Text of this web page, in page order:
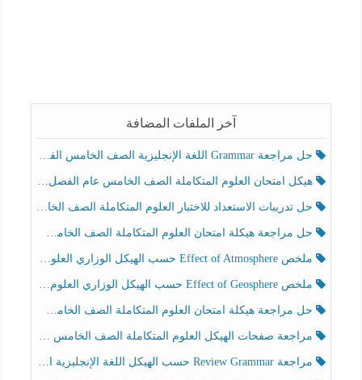
آخر الملفات المضافة
حل مراجعة Grammar اللغة الإنجليزية الصف الخامس الفصل الثالث
هيكل امتحان العلوم المتكاملة الصف الخامس عام الفصل الدراسي الثالث 2025-2026
حل تدريبات الاستعداد للاختبار العلوم المتكاملة الصف الخامس عام الفصل الثالث
حل مراجعة هيكلة امتحان العلوم المتكاملة الصف الخامس انسبير الفصل الثالث
ملخص Effect of Atmosphere حسب الهيكل الوزاري العلوم المتكاملة الصف الخامس انسبير الفصل الثالث
ملخص Effect of Geosphere حسب الهيكل الوزاري العلوم المتكاملة الصف الخامس انسبير الفصل الثالث
حل مراجعة هيكلة امتحان العلوم المتكاملة الصف الخامس عام الفصل الثالث
مراجعة صفحات الهيكل العلوم المتكاملة الصف الخامس انسبير الفصل الثالث
مراجعة Review Grammar حسب الهيكل اللغة الإنجليزية الصف الخامس الفصل الثالث